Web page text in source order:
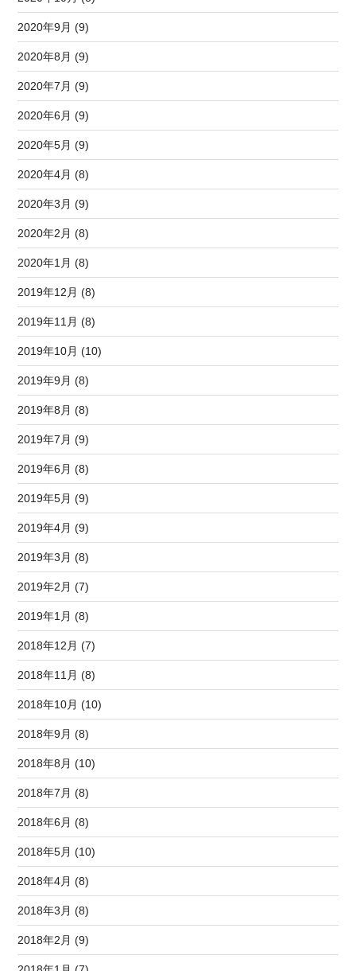
2020年9月 (9)
2020年8月 (9)
2020年7月 (9)
2020年6月 (9)
2020年5月 (9)
2020年4月 (8)
2020年3月 (9)
2020年2月 (8)
2020年1月 (8)
2019年12月 (8)
2019年11月 (8)
2019年10月 (10)
2019年9月 (8)
2019年8月 (8)
2019年7月 (9)
2019年6月 (8)
2019年5月 (9)
2019年4月 (9)
2019年3月 (8)
2019年2月 (7)
2019年1月 (8)
2018年12月 (7)
2018年11月 (8)
2018年10月 (10)
2018年9月 (8)
2018年8月 (10)
2018年7月 (8)
2018年6月 (8)
2018年5月 (10)
2018年4月 (8)
2018年3月 (8)
2018年2月 (9)